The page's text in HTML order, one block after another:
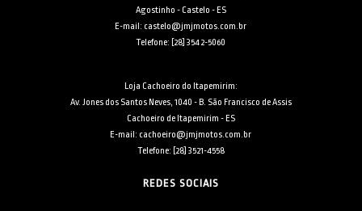
Agostinho - Castelo - ES
E-mail: castelo@jmjmotos.com.br
Telefone: [28] 3542-5060
Loja Cachoeiro do Itapemirim:
Av. Jones dos Santos Neves, 1040 - B. São Francisco de Assis
Cachoeiro de Itapemirim - ES
E-mail: cachoeiro@jmjmotos.com.br
Telefone: [28] 3521-4558
REDES SOCIAIS